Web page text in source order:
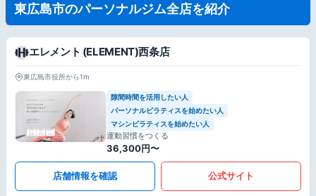
東広島市のパーソナルジム全店を紹介
エレメント (ELEMENT)西条店
東広島市役所から1m
隙間時間を活用したい人
パーソナルピラティスを始めたい人
マシンピラティスを始めたい人
運動習慣をつくる
36,300円〜
店舗情報を確認 公式サイト